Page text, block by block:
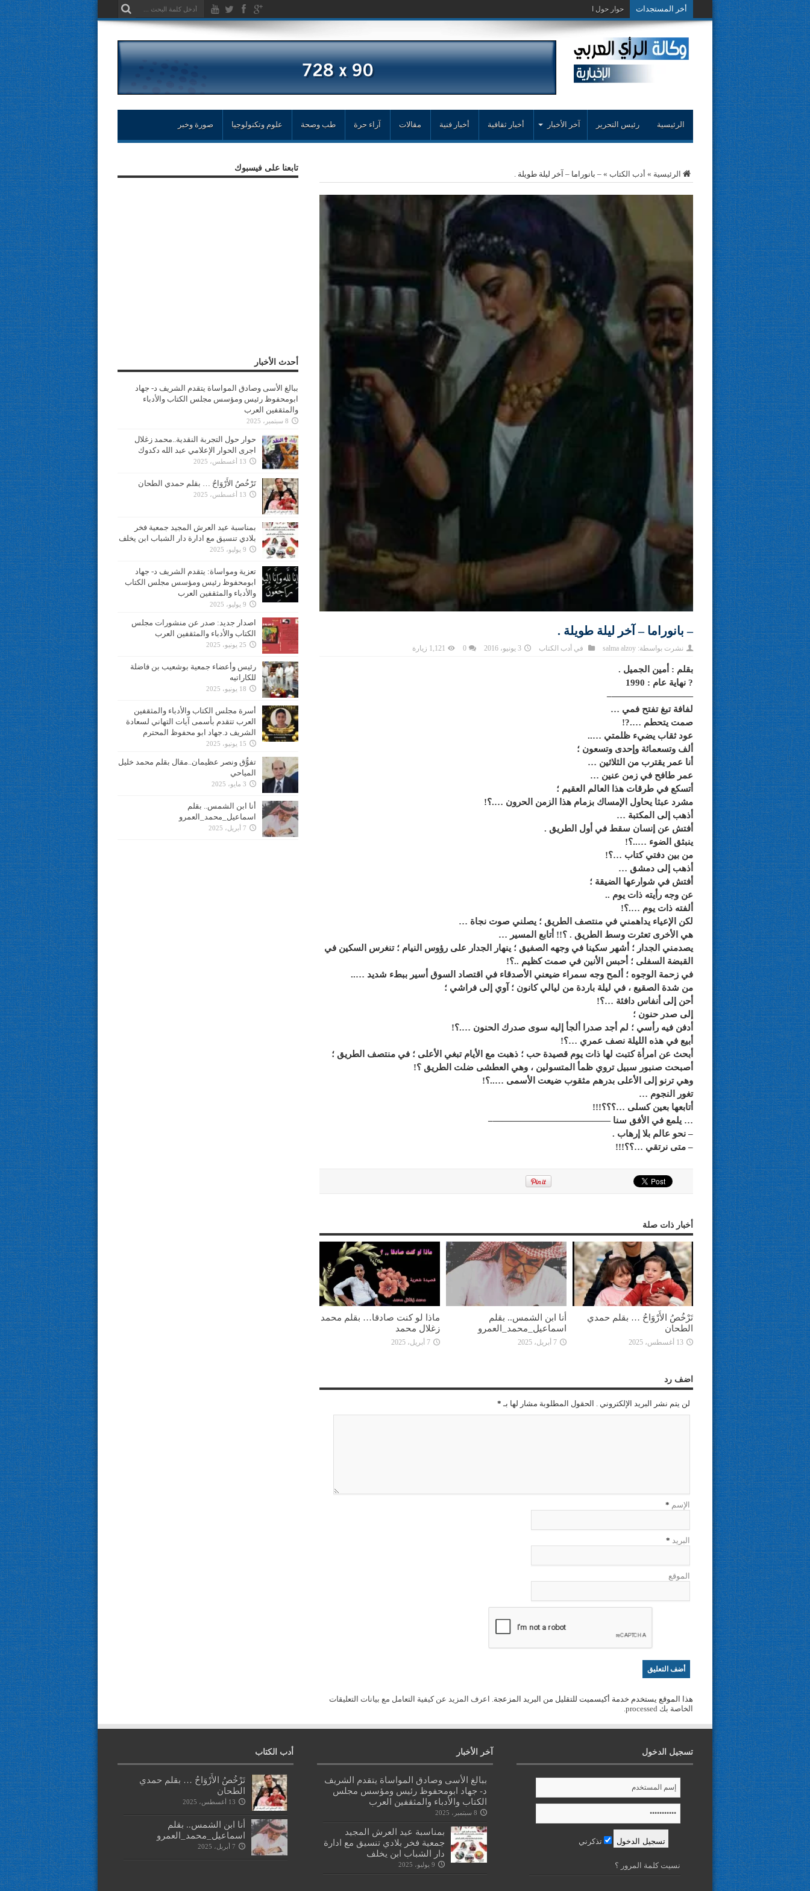
أخر المستجدات حوار حول التجربة النقدية
الرئيسية رئيس التحرير آخر الأخبار أخبار ثقافية أخبار فنية مقالات آراء حرة طب وصحة علوم وتكنولوجيا صورة وخبر
الرئيسية » أدب الكتاب »– بانوراما – آخر ليلة طويلة .
– بانوراما – آخر ليلة طويلة .
نشرت بواسطة:salma alzoy في أدب الكتاب 3 يونيو، 2016 0 1,121 زيارة
بقلم : أمين الجميل .
? نهاية عام : 1990
—————————–
لفافة تبغ تفتح فمي …
صمت يتحطم ….?!
عود ثقاب يضيء ظلمتي …..
ألف وتسعمائة وإحدى وتسعون ؛
أنا عمر يقترب من الثلاثين …
عمر طافح في زمن عنين …
أتسكع في طرقات هذا العالم العقيم ؛
مشرد عبثا يحاول الإمساك بزمام هذا الزمن الحرون ….؟!
أذهب إلى المكتبة …
أفتش عن إنسان سقط في أول الطريق .
ينبثق الضوء …..؟!
من بين دفتي كتاب …؟!
أذهب إلى دمشق …
أفتش في شوارعها الضيقة ؛
عن وجه رأيته ذات يوم ..
ألفته ذات يوم ….؟!
لكن الإعياء يداهمني في منتصف الطريق ؛ يصلني صوت نجاة …
هي الأخرى تعثرت وسط الطريق . ؟!! أتابع المسير …
يصدمني الجدار ؛ أشهر سكينا في وجهه الصفيق ؛ ينهار الجدار على رؤوس النيام ؛ تنغرس السكين في
القبضة السفلى ؛ أحبس الأنين في صمت كظيم ..؟!
في زحمة الوجوه ؛ ألمح وجه سمراء ضيعني الأصدقاء في اقتصاد السوق أسير ببطء شديد …..
من شدة الصقيع ، في ليلة باردة من ليالي كانون ؛ آوي إلى فراشي ؛
أحن إلى أنفاس دافئة …؟!
إلى صدر حنون ؛
أدفن فيه رأسي ؛ لم أجد صدرا ألجأ إليه سوى صدرك الحنون ….؟!
أبيع في هذه الليلة نصف عمري …؟!
أبحث عن امرأة كتبت لها ذات يوم قصيدة حب ؛ ذهبت مع الأيام تبغي الأعلى ؛ في منتصف الطريق ؛
أصبحت صنبور سبيل تروي ظمأ المتسولين ، وهي العطشى ضلت الطريق ؟!
وهي ترنو إلى الأعلى بدرهم مثقوب ضيعت الأسمى …..؟!
تغور النجوم …
أتابعها بعين كسلى …؟؟؟!!!
… يلمع في الأفق سنا —————————————–
– نحو عالم بلا إرهاب .
– متى نرتقي …؟؟!!!
أخبار ذات صلة
تَرْخُصُ الأَرْوَاحُ … بقلم حمدي
الطحان
13 أغسطس، 2025
أنا ابن الشمس.. بقلم
اسماعيل_محمد_العمرو
7 أبريل، 2025
ماذا لو كنت صادقا… بقلم محمد
زغلال محمد
7 أبريل، 2025
اضف رد
لن يتم نشر البريد الإلكتروني . الحقول المطلوبة مشار لها بـ *
الإسم *
البريد *
الموقع
هذا الموقع يستخدم خدمة أكيسميت للتقليل من البريد المزعجة. اعرف المزيد عن كيفية التعامل مع بيانات التعليقات
الخاصة بك processed
.
تابعنا على فيسبوك
أحدث الأخبار
ببالغ الأسى وصادق المواساة يتقدم الشريف د- جهاد
ابومحفوظ رئيس ومؤسس مجلس الكتاب والأدباء
والمثقفين العرب
8 سبتمبر، 2025
حوار حول التجربة النقدية..محمد زغلال
اجرى الحوار الإعلامي عبد الله دكدوك
13 أغسطس، 2025
تَرْخُصُ الأَرْوَاحُ … بقلم حمدي الطحان
13 أغسطس، 2025
بمناسبة عيد العرش المجيد جمعية فخر
بلادي تنسيق مع ادارة دار الشباب ابن يخلف
9 يوليو، 2025
تعزية ومواساة: يتقدم الشريف د- جهاد
ابومحفوظ رئيس ومؤسس مجلس الكتاب
والأدباء والمثقفين العرب
9 يوليو، 2025
اصدار جديد: صدر عن منشورات مجلس
الكتاب والأدباء والمثقفين العرب
25 يونيو، 2025
رئيس وأعضاء جمعية بوشعيب بن فاضلة
للكاراتيه
18 يونيو، 2025
أسرة مجلس الكتاب والأدباء والمثقفين
العرب تتقدم بأسمى آيات التهاني لسعادة
الشريف د.جهاد ابو محفوظ المحترم
15 يونيو، 2025
تفوُّق ونصر عظيمان..مقال بقلم محمد خليل
المياحي
3 مايو، 2025
أنا ابن الشمس.. بقلم
اسماعيل_محمد_العمرو
7 أبريل، 2025
تسجيل الدخول
تذكرني
نسيت كلمة المرور ؟
آخر الأخبار
ببالغ الأسى وصادق المواساة يتقدم الشريف
د- جهاد ابومحفوظ رئيس ومؤسس مجلس
الكتاب والأدباء والمثقفين العرب
8 سبتمبر، 2025
بمناسبة عيد العرش المجيد
جمعية فخر بلادي تنسيق مع ادارة
دار الشباب ابن يخلف
9 يوليو، 2025
أدب الكتاب
تَرْخُصُ الأَرْوَاحُ … بقلم حمدي
الطحان
13 أغسطس، 2025
أنا ابن الشمس.. بقلم
اسماعيل_محمد_العمرو
7 أبريل، 2025